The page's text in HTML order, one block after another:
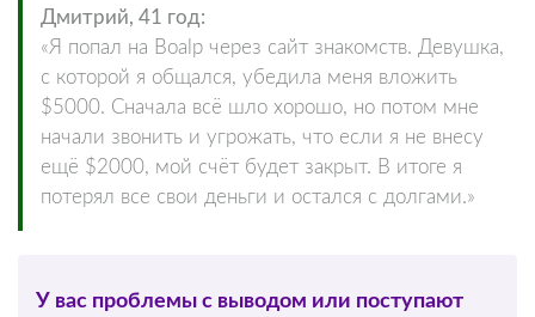
Дмитрий, 41 год:
«Я попал на Boalp через сайт знакомств. Девушка,
с которой я общался, убедила меня вложить
$5000. Сначала всё шло хорошо, но потом мне
начали звонить и угрожать, что если я не внесу
ещё $2000, мой счёт будет закрыт. В итоге я
потерял все свои деньги и остался с долгами.»
У вас проблемы с выводом или поступают